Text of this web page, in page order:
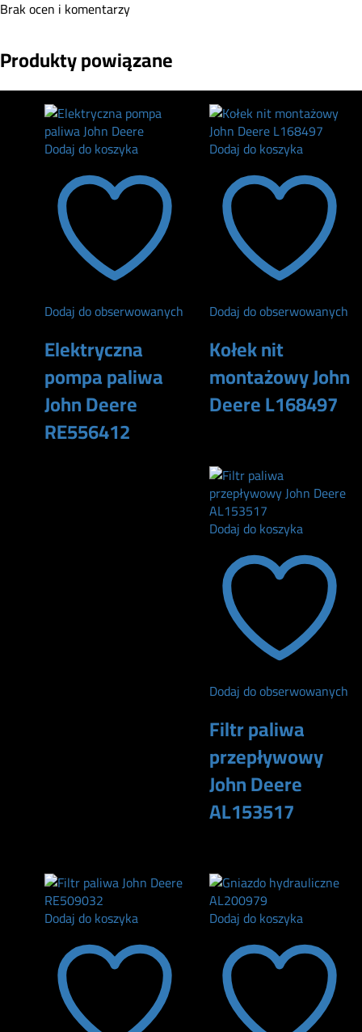
Brak ocen i komentarzy
Produkty powiązane
Dodaj do koszyka
Dodaj do obserwowanych
Elektryczna
pompa paliwa
John Deere
RE556412
Dodaj do koszyka
Dodaj do obserwowanych
Kołek nit
montażowy John
Deere L168497
Dodaj do koszyka
Dodaj do obserwowanych
Filtr paliwa
przepływowy
John Deere
AL153517
Dodaj do koszyka Dodaj do koszyka